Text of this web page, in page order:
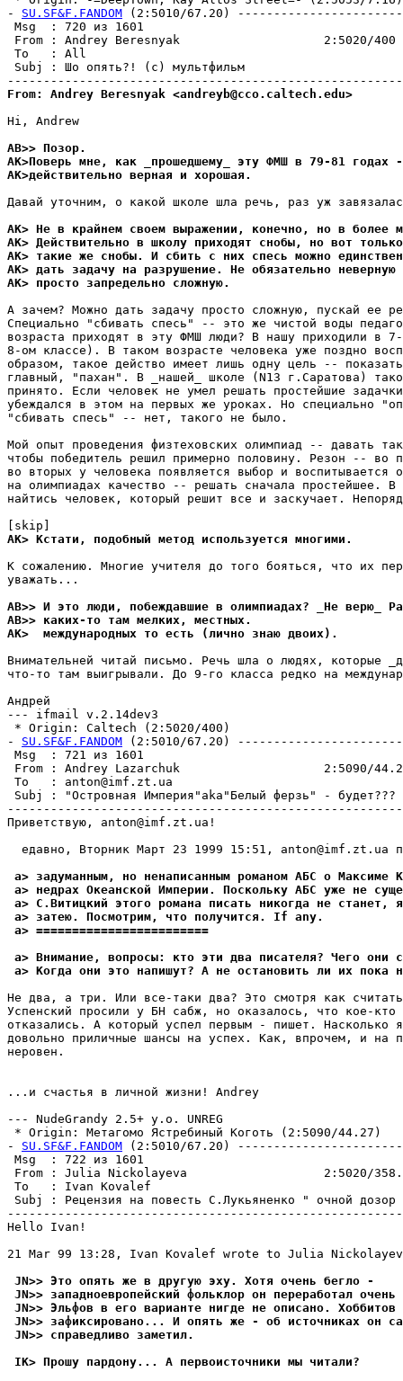
- SU.SF&F.FANDOM (2:5010/67.20)
Msg  : 720
From : Andrey Beresnyak                    2:5020/400
To   : All
Subj : Шо опять?! (с)
From: Andrey Beresnyak <andreyb@cco.caltech.edu>
Hi, Andrew
AB>> Позор.
AK>Поверь мне, как _прошедшему_ эту ФМШ в 79-81 годах
AK>действительно верная и хорошая.
Давай уточним, о какой школе шла речь, раз уж
AK> Не в крайнем своем выражении, конечно, но в более
AK> Действительно в школу приходят снобы, но вот
AK> такие же снобы. И сбить с них спесь можно
AK> дать задачу на разрушение. Не обязательно
AK> просто запредельно сложную.
А зачем? Можно дать задачу просто сложную, пускай ее
Специально "сбивать спесь" -- это же чистой воды
возраста приходят в эту ФМШ люди? В нашу приходили в
8-ом классе). В таком возрасте человека уже поздно
образом, такое действо имеет лишь одну цель --
главный, "пахан". В _нашей_ школе (N13 г.Саратова)
принято. Если человек не умел решать простейшие
убеждался в этом на первых же уроках. Но специально
"сбивать спесь" -- нет, такого не было.
Мой опыт проведения физтеховских олимпиад -- давать
чтобы победитель решил примерно половину. Резон -- во
во вторых у человека появляется выбор и воспитывается
на олимпиадах качество -- решать сначала простейшее. В
найтись человек, который решит все и заскучает.
AK> Кстати, подобный метод используется многими.
К сожалению. Многие учителя до того бояться, что их
уважать...
AB>> И это люди, побеждавшие в олимпиадах? _Hе верю_
AB>> каких-то там мелких, местных.
AK>  международных то есть (лично знаю двоих).
Внимательней читай письмо. Речь шла о людях, которые
что-то там выигрывали. До 9-го класса редко на
Андрей
--- ifmail v.2.14dev3
* Origin: Caltech (2:5020/400)
- SU.SF&F.FANDOM (2:5010/67.20)
Msg  : 721
From : Andrey Lazarchuk                    2:5090/
To   : anton@imf.zt.ua
Subj : "Островная Империя"aka"Белый
Приветствую, anton@imf.zt.ua!
едавно, Вторник Март 23 1999 15:51, anton@imf.zt.ua
a> задуманным, но ненаписанным романом АБС о Максиме
a> недрах Океанской Империи. Поскольку АБС уже не
a> С.Витицкий этого романа писать никогда не станет,
a> затею. Посмотрим, что получится. If any.
a> ========================
a> Внимание, вопросы: кто эти два писателя? Чего они
a> Когда они это напишут? А не остановить ли их пока
Не два, а три. Или все-таки два? Это смотря как
Успенский просили у БН сабж, но оказалось, что кое-
отказались. А который успел первым - пишет. Насколько
довольно приличные шансы на успех. Как, впрочем, и на
неровен.
...и счастья в личной жизни! Andrey
--- NudeGrandy 2.5+ y.o. UNREG
* Origin: Метагомо Ястребиный Коготь (2:5090/44.27)
- SU.SF&F.FANDOM (2:5010/67.20)
Msg  : 722
From : Julia Nickolayeva                   2:5020/
To   : Ivan Kovalef
Subj : Рецензия на повесть С.Лукьяненко "
Hello Ivan!
21 Mar 99 13:28, Ivan Kovalef wrote to Julia
JN>> Это опять же в другую эху. Хотя очень бегло -
JN>> западноевропейский фольклор он переработал очень
JN>> Эльфов в его варианте нигде не описано.
JN>> зафиксировано... И опять же - об источниках он
JN>> справедливо заметил.
IK> Прошу паpдону... А первоисточники мы читали?